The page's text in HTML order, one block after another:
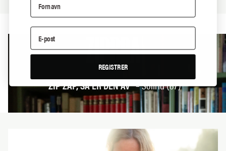
ZIPBRA
"ZIP ZAP, SÅ ER DEN AV"– Solfrid (87)
REGISTRER